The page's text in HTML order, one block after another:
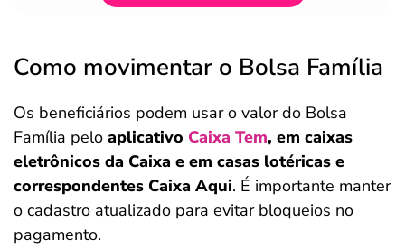
Como movimentar o Bolsa Família
Os beneficiários podem usar o valor do Bolsa
Família pelo aplicativo Caixa Tem, em caixas
eletrônicos da Caixa e em casas lotéricas e
correspondentes Caixa Aqui. É importante manter
o cadastro atualizado para evitar bloqueios no
pagamento.